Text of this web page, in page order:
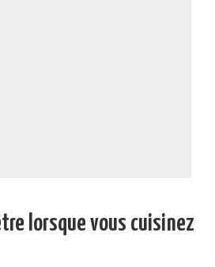
lorsque vous cuisinez